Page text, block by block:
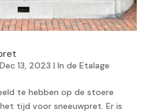
Dec 13, 2023 | In de Etalage
te hebben op de stoere
tijd voor sneeuwpret. Er is